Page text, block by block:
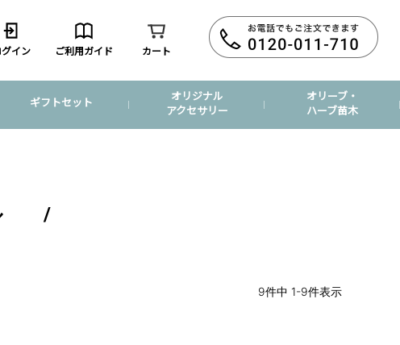
グイン ご利用ガイド カート
ギフトセット
オリジナル
アクセサリー
オリーブ・
ハーブ苗木
9件中 1-9件表示